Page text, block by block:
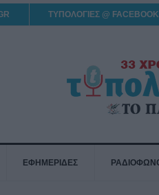
ΤΥΠΟΛΟΓΙΕΣ @ FACEBOOK
ΕΦΗΜΕΡΙΔΕΣ